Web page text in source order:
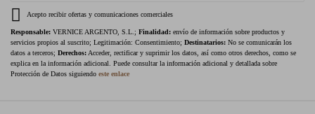
Acepto recibir ofertas y comunicaciones comerciales
Responsable: VERNICE ARGENTO, S.L.; Finalidad: envío de información sobre productos y
servicios propios al suscrito; Legitimación: Consentimiento; Destinatarios: No se comunicarán los
datos a terceros; Derechos: Acceder, rectificar y suprimir los datos, así como otros derechos, como se
explica en la información adicional. Puede consultar la información adicional y detallada sobre
Protección de Datos siguiendo este enlace